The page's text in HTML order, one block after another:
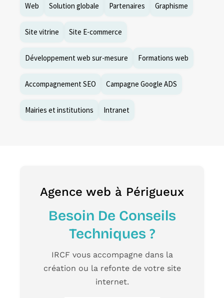
Web Solution globale Partenaires Graphisme
Site vitrine Site E-commerce
Développement web sur-mesure Formations web
Accompagnement SEO Campagne Google ADS
Mairies et institutions Intranet
Agence web à Périgueux
Besoin De Conseils
Techniques ?
IRCF vous accompagne dans la
création ou la refonte de votre site
internet.